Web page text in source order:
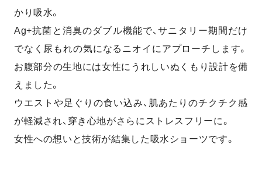
かり吸水。
Ag+抗菌と消臭のダブル機能で、サニタリー期間だけ
でなく尿もれの気になるニオイにアプローチします。
お腹部分の生地には女性にうれしいぬくもり設計を備
えました。
ウエストや足ぐりの食い込み、肌あたりのチクチク感
が軽減され、穿き心地がさらにストレスフリーに。
女性への想いと技術が結集した吸水ショーツです。